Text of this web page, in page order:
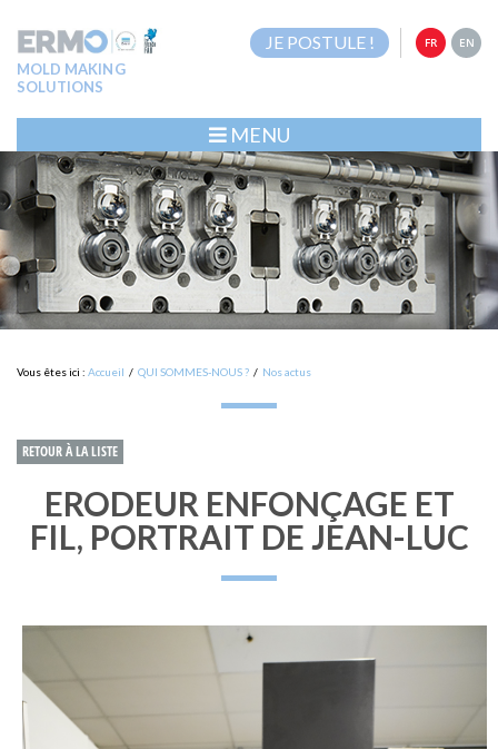
MOLD MAKING
SOLUTIONS
FR EN
JE POSTULE !
MENU
Vous êtes ici : Accueil / QUI SOMMES-NOUS ? / Nos actus
RETOUR À LA LISTE
ERODEUR ENFONÇAGE ET
FIL, PORTRAIT DE JEAN-LUC